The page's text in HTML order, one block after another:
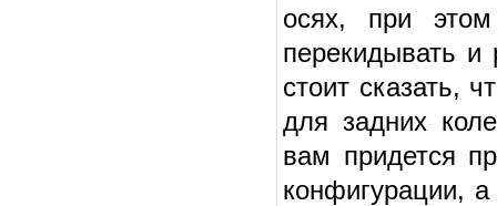
осях, при этом
перекидывать и
стоит сказать,
для задних
вам придется
конфигурации,